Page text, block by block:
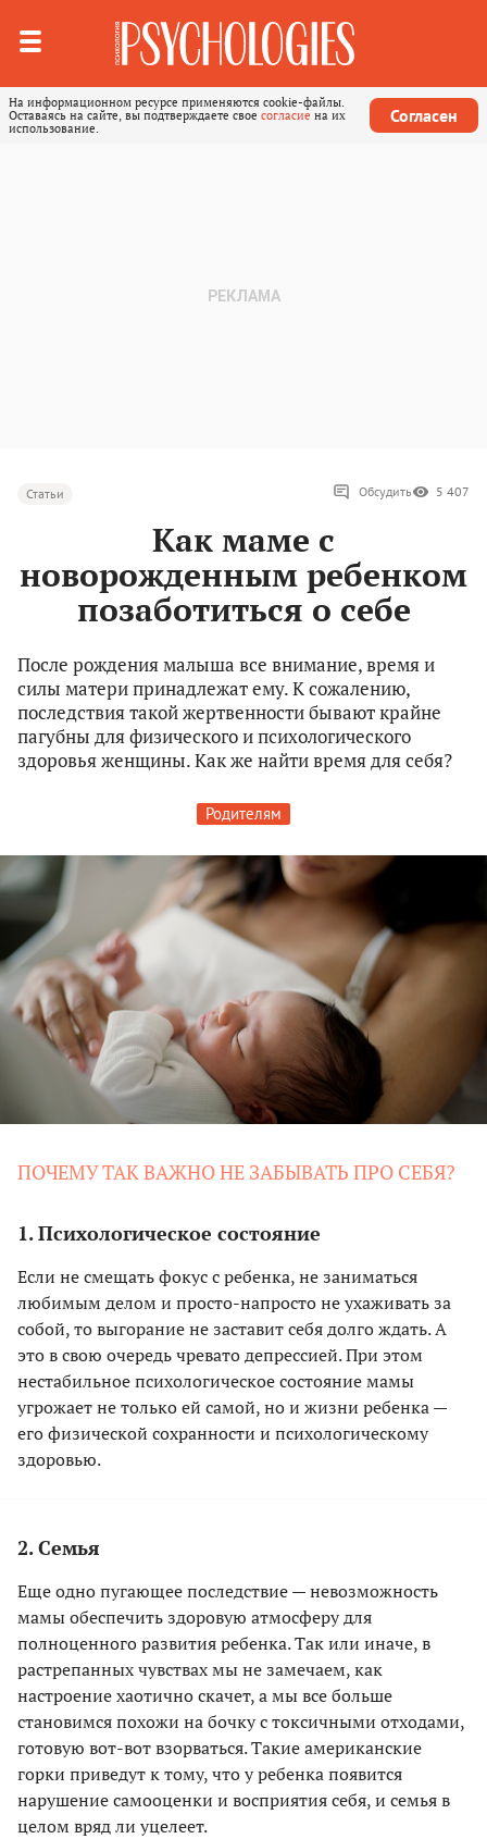
На информационном ресурсе применяются cookie-файлы.
Оставаясь на сайте, вы подтверждаете свое согласие на их
использование.
Согласен
Статьи Обсудить 5 407
Как маме с
новорожденным ребенком
позаботиться о себе
После рождения малыша все внимание, время и
силы матери принадлежат ему. К сожалению,
последствия такой жертвенности бывают крайне
пагубны для физического и психологического
здоровья женщины. Как же найти время для себя?
Родителям
ПОЧЕМУ ТАК ВАЖНО НЕ ЗАБЫВАТЬ ПРО СЕБЯ?
1. Психологическое состояние
Если не смещать фокус с ребенка, не заниматься
любимым делом и просто-напросто не ухаживать за
собой, то выгорание не заставит себя долго ждать. А
это в свою очередь чревато депрессией. При этом
нестабильное психологическое состояние мамы
угрожает не только ей самой, но и жизни ребенка —
его физической сохранности и психологическому
здоровью.
2. Семья
Еще одно пугающее последствие — невозможность
мамы обеспечить здоровую атмосферу для
полноценного развития ребенка. Так или иначе, в
растрепанных чувствах мы не замечаем, как
настроение хаотично скачет, а мы все больше
становимся похожи на бочку с токсичными отходами,
готовую вот-вот взорваться. Такие американские
горки приведут к тому, что у ребенка появится
нарушение самооценки и восприятия себя, и семья в
целом вряд ли уцелеет.